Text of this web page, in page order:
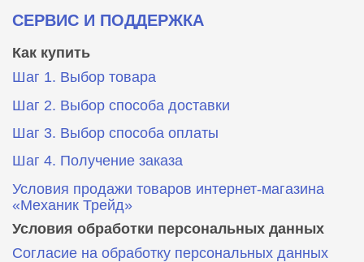
СЕРВИС И ПОДДЕРЖКА
Как купить
Шаг 1. Выбор товара
Шаг 2. Выбор способа доставки
Шаг 3. Выбор способа оплаты
Шаг 4. Получение заказа
Условия продажи товаров интернет-магазина
«Механик Трейд»
Условия обработки персональных данных
Согласие на обработку персональных данных